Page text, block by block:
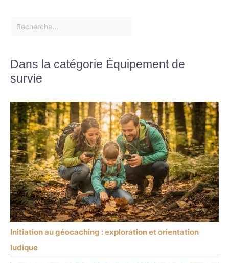
Dans la catégorie Équipement de
survie
Initiation au géocaching : exploration et orientation
ludique